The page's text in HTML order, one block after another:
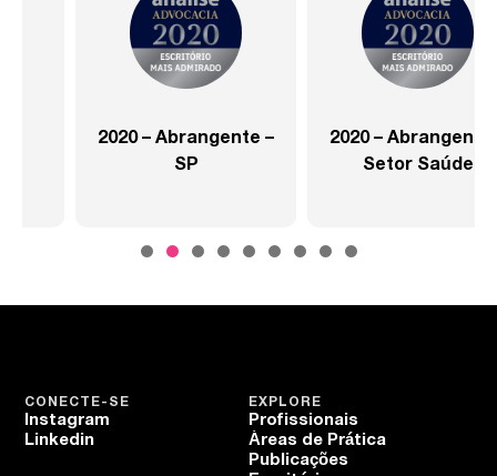
2020 – Abrangente –
2020 – Abrangente –
Setor Saúde
EXPLORE
Profissionais
Áreas de Prática
Publicações
CONECTE-SE
Instagram
Linkedin